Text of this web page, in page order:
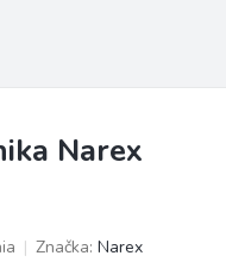
Narex
Značka: Narex